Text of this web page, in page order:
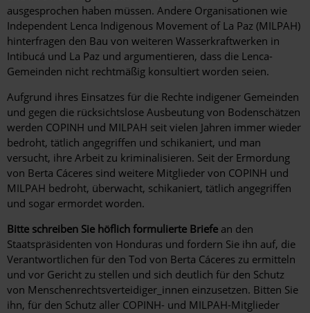
ausgesprochen haben müssen. Andere Organisationen wie
Independent Lenca Indigenous Movement of La Paz (MILPAH)
hinterfragen den Bau von weiteren Wasserkraftwerken in
Intibucá und La Paz und argumentieren, dass die Lenca-
Gemeinden nicht rechtmäßig konsultiert worden seien.
Aufgrund ihres Einsatzes für die Rechte indigener Gemeinden
und gegen die rücksichtslose Ausbeutung von Bodenschätzen
werden COPINH und MILPAH seit vielen Jahren immer wieder
bedroht, tätlich angegriffen und schikaniert, und man
versucht, ihre Arbeit zu kriminalisieren. Seit der Ermordung
von Berta Cáceres sind weitere Mitglieder von COPINH und
MILPAH bedroht, überwacht, schikaniert, tätlich angegriffen
und sogar ermordet worden.
Bitte schreiben Sie höflich formulierte Briefe an den
Staatspräsidenten von Honduras und fordern Sie ihn auf, die
Verantwortlichen für den Tod von Berta Cáceres zu ermitteln
und vor Gericht zu stellen und sich deutlich für den Schutz
von Menschenrechtsverteidiger_innen einzusetzen. Bitten Sie
ihn, für den Schutz aller COPINH- und MILPAH-Mitglieder